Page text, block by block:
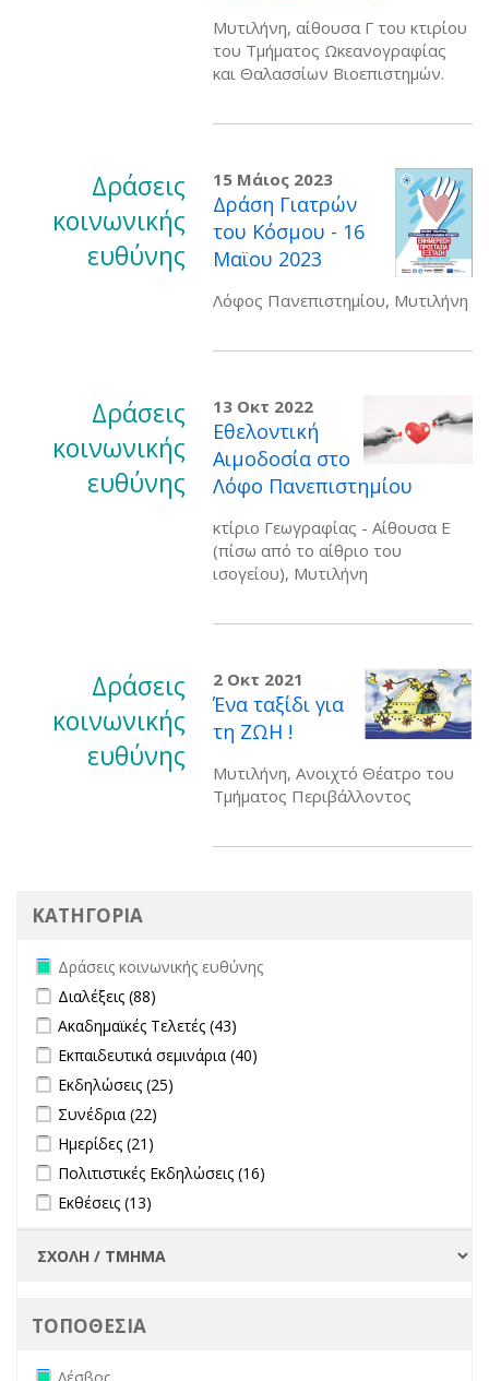
Μυτιλήνη, αίθουσα Γ του κτιρίου
του Τμήματος Ωκεανογραφίας
και Θαλασσίων Βιοεπιστημών.
Δράσεις
κοινωνικής
ευθύνης
15 Μάιος 2023
Δράση Γιατρών
του Κόσμου - 16
Μαϊου 2023
Λόφος Πανεπιστημίου, Μυτιλήνη
Δράσεις
κοινωνικής
ευθύνης
13 Οκτ 2022
Εθελοντική
Αιμοδοσία στο
Λόφο Πανεπιστημίου
κτίριο Γεωγραφίας - Αίθουσα Ε
(πίσω από το αίθριο του
ισογείου), Μυτιλήνη
Δράσεις
κοινωνικής
ευθύνης
2 Οκτ 2021
Ένα ταξίδι για
τη ΖΩΗ !
Μυτιλήνη, Ανοιχτό Θέατρο του
Τμήματος Περιβάλλοντος
ΚΑΤΗΓΟΡΙΑ
Remove Δράσεις κοινωνικής ευθύνης filter
Δράσεις κοινωνικής ευθύνης
Apply Διαλέξεις filter
Διαλέξεις (88)
Apply Ακαδημαϊκές Τελετές filter
Ακαδημαϊκές Τελετές (43)
Apply Εκπαιδευτικά σεμινάρια filter
Εκπαιδευτικά σεμινάρια (40)
Apply Εκδηλώσεις filter
Εκδηλώσεις (25)
Apply Συνέδρια filter
Συνέδρια (22)
Apply Ημερίδες filter
Ημερίδες (21)
Apply Πολιτιστικές Εκδηλώσεις filter
Πολιτιστικές Εκδηλώσεις (16)
Apply Εκθέσεις filter
Εκθέσεις (13)
ΤΟΠΟΘΕΣΙΑ
Remove Λέσβος filter